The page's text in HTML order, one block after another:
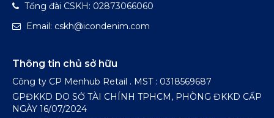
Tổng đài CSKH: 02873066060
Email: cskh@icondenim.com
Thông tin chủ sở hữu
Công ty CP Menhub Retail . MST : 0318569687
GPĐKKD DO SỞ TÀI CHÍNH TPHCM, PHÒNG ĐKKD CẤP
NGÀY 16/07/2024